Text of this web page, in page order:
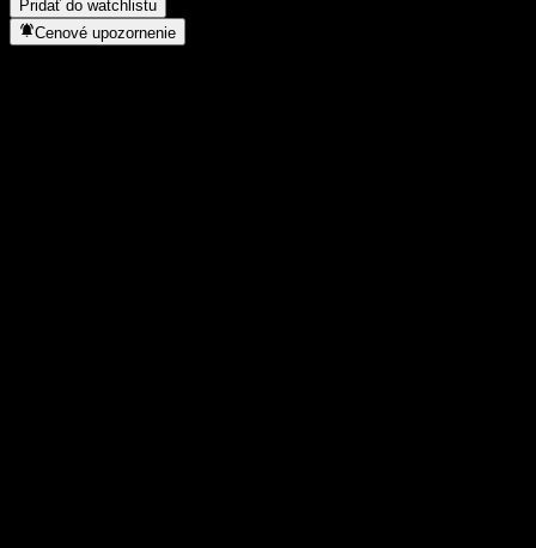
Pridať do watchlistu
Cenové upozornenie